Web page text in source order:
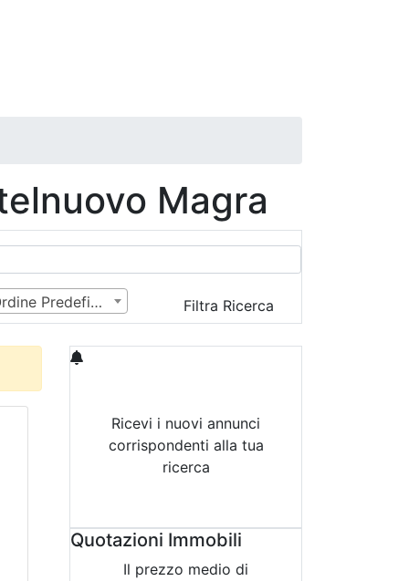
Magra
Ordine Predefinito Filtra Ricerca
Ricevi i nuovi annunci
corrispondenti alla tua
ricerca
Quotazioni Immobili
Il prezzo medio di